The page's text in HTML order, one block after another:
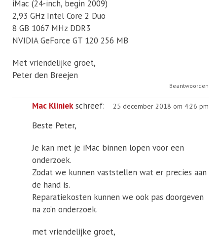
iMac (24-inch, begin 2009)
2,93 GHz Intel Core 2 Duo
8 GB 1067 MHz DDR3
NVIDIA GeForce GT 120 256 MB
Met vriendelijke groet,
Peter den Breejen
Beantwoorden
Mac Kliniek schreef: 25 december 2018 om 4:26 pm
Beste Peter,
Je kan met je iMac binnen lopen voor een
onderzoek.
Zodat we kunnen vaststellen wat er precies aan
de hand is.
Reparatiekosten kunnen we ook pas doorgeven
na zo’n onderzoek.
met vriendelijke groet,